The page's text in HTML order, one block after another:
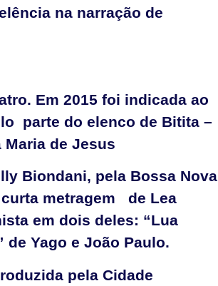
na narração de
Em 2015 foi indicada ao
parte do elenco de Bitita –
de Jesus
Biondani, pela Bossa Nova
curta metragem de Lea
em dois deles: “Lua
de Yago e João Paulo.
pela Cidade